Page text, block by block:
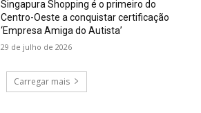
Singapura Shopping é o primeiro do
Centro-Oeste a conquistar certificação
‘Empresa Amiga do Autista’
29 de julho de 2026
Carregar mais